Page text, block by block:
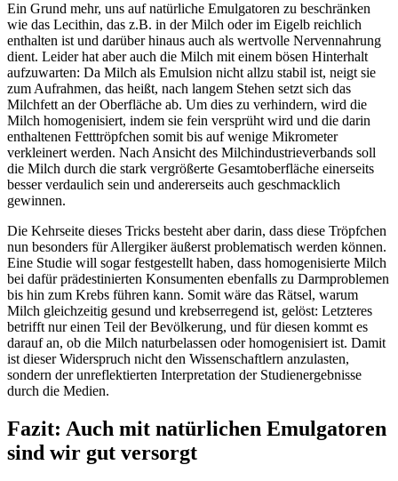
Ein Grund mehr, uns auf natürliche Emulgatoren zu beschränken
wie das Lecithin, das z.B. in der Milch oder im Eigelb reichlich
enthalten ist und darüber hinaus auch als wertvolle Nervennahrung
dient. Leider hat aber auch die Milch mit einem bösen Hinterhalt
aufzuwarten: Da Milch als Emulsion nicht allzu stabil ist, neigt sie
zum Aufrahmen, das heißt, nach langem Stehen setzt sich das
Milchfett an der Oberfläche ab. Um dies zu verhindern, wird die
Milch homogenisiert, indem sie fein versprüht wird und die darin
enthaltenen Fetttröpfchen somit bis auf wenige Mikrometer
verkleinert werden. Nach Ansicht des Milchindustrieverbands soll
die Milch durch die stark vergrößerte Gesamtoberfläche einerseits
besser verdaulich sein und andererseits auch geschmacklich
gewinnen.
Die Kehrseite dieses Tricks besteht aber darin, dass diese Tröpfchen
nun besonders für Allergiker äußerst problematisch werden können.
Eine Studie will sogar festgestellt haben, dass homogenisierte Milch
bei dafür prädestinierten Konsumenten ebenfalls zu Darmproblemen
bis hin zum Krebs führen kann. Somit wäre das Rätsel, warum
Milch gleichzeitig gesund und krebserregend ist, gelöst: Letzteres
betrifft nur einen Teil der Bevölkerung, und für diesen kommt es
darauf an, ob die Milch naturbelassen oder homogenisiert ist. Damit
ist dieser Widerspruch nicht den Wissenschaftlern anzulasten,
sondern der unreflektierten Interpretation der Studienergebnisse
durch die Medien.
Fazit: Auch mit natürlichen Emulgatoren
sind wir gut versorgt